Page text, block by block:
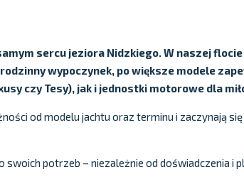
sercu jeziora Nidzkiego. W naszej
wypoczynek, po większe modele
czy Tesy), jak i jednostki motorowe dla
od modelu jachtu oraz terminu i zaczynają
swoich potrzeb – niezależnie od doświadczenia